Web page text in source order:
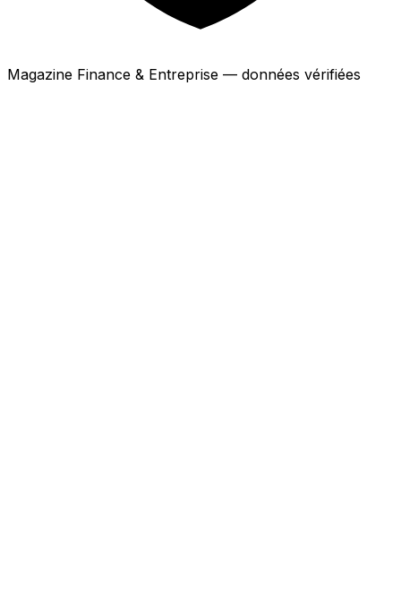
Magazine Finance & Entreprise — données vérifiées